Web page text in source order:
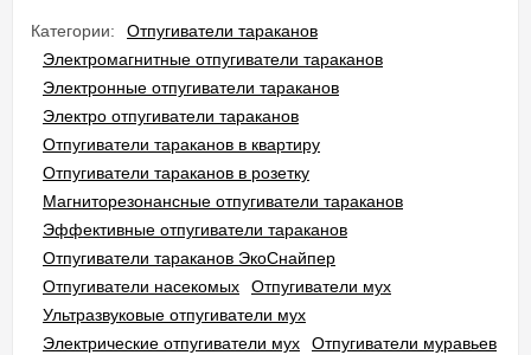
Категории:
Отпугиватели тараканов
Электромагнитные отпугиватели тараканов
Электронные отпугиватели тараканов
Электро отпугиватели тараканов
Отпугиватели тараканов в квартиру
Отпугиватели тараканов в розетку
Магниторезонансные отпугиватели тараканов
Эффективные отпугиватели тараканов
Отпугиватели тараканов ЭкоСнайпер
Отпугиватели насекомых
Отпугиватели мух
Ультразвуковые отпугиватели мух
Электрические отпугиватели мух
Отпугиватели муравьев